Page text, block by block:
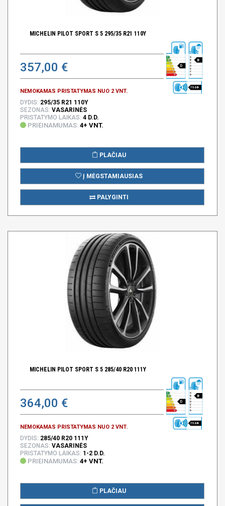
MICHELIN PILOT SPORT S 5 295/35 R21 110Y
357,00 €
NEMOKAMAS PRISTATYMAS NUO 2 VNT.
D
B
75 DB
DYDIS: 295/35 R21 110Y
SEZONAS: VASARINĖS
PRISTATYMO LAIKAS: 4 D.D.
PRIEINAMUMAS: 4+ VNT.
PLAČIAU
Į MĖGSTAMIAUSIAS
PALYGINTI
MICHELIN PILOT SPORT S 5 285/40 R20 111Y
364,00 €
NEMOKAMAS PRISTATYMAS NUO 2 VNT.
D
B
75 DB
DYDIS: 285/40 R20 111Y
SEZONAS: VASARINĖS
PRISTATYMO LAIKAS: 1-2 D.D.
PRIEINAMUMAS: 4+ VNT.
PLAČIAU